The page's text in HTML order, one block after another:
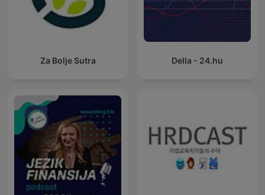
Za Bolje Sutra Della - 24.hu